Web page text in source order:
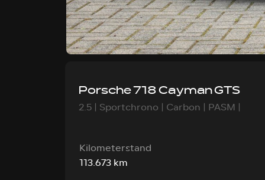
Porsche 718 Cayman GTS
2.5 | Sportchrono | Carbon | PASM |
Kilometerstand
113.673 km